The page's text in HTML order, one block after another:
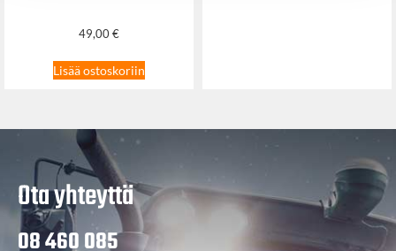
49,00€
Lisää ostoskoriin
Ota yhteyttä
08 460 085